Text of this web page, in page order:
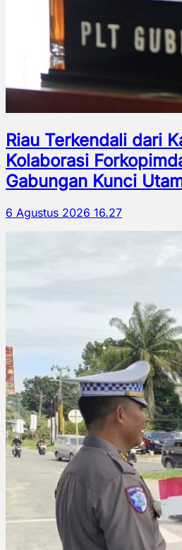
Riau Terkendali dari
Kolaborasi
Gabungan Kunci
6 Agustus 2026 16.27